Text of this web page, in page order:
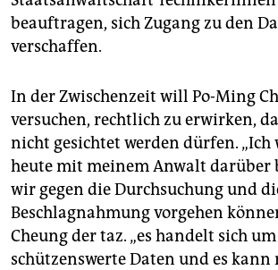
beauftragen, sich Zugang zu den
verschaffen.
In der Zwischenzeit will Po-Ming
versuchen, rechtlich zu erwirken,
nicht gesichtet werden dürfen. „Ich
heute mit meinem Anwalt darüber
wir gegen die Durchsuchung und
Beschlagnahmung vorgehen
Cheung der taz. „es handelt sich um
schützenswerte Daten und es kann